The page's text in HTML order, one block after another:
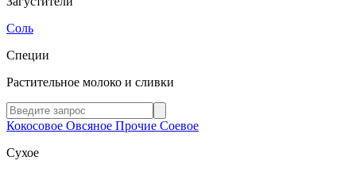
Соль
Специи
Растительное молоко и сливки
Кокосовое Овсяное Прочие Соевое
Сухое